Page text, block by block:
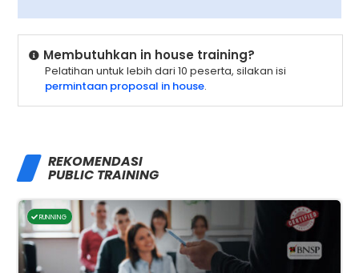
Membutuhkan in house training?
Pelatihan untuk lebih dari 10 peserta, silakan isi
permintaan proposal in house.
REKOMENDASI
PUBLIC TRAINING
RUNNING